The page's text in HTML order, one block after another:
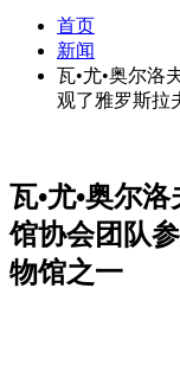
首页
新闻
瓦•尤•奥尔洛
观了雅罗斯拉
瓦•尤•奥尔
馆协会团队
物馆之一